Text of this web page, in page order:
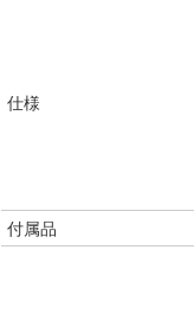
仕様
付属品